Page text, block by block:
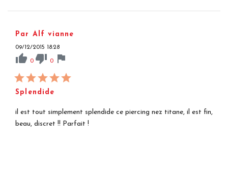
Par Alf vianne
09/12/2015 18:28
thumb_up 0 thumb_down 0 flag
Splendide
il est tout simplement splendide ce piercing nez titane, il est fin,
beau, discret !! Parfait !